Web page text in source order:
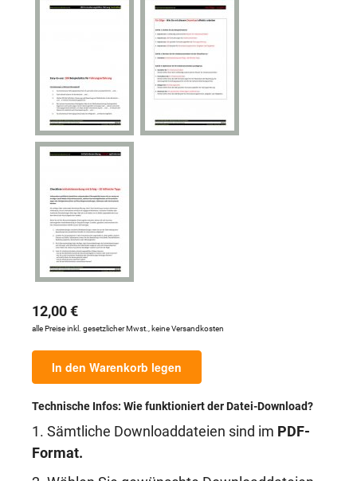
12,00 €
alle Preise inkl. gesetzlicher Mwst., keine Versandkosten
In den Warenkorb legen
Technische Infos: Wie funktioniert der Datei-Download?
1. Sämtliche Downloaddateien sind im PDF-
Format.